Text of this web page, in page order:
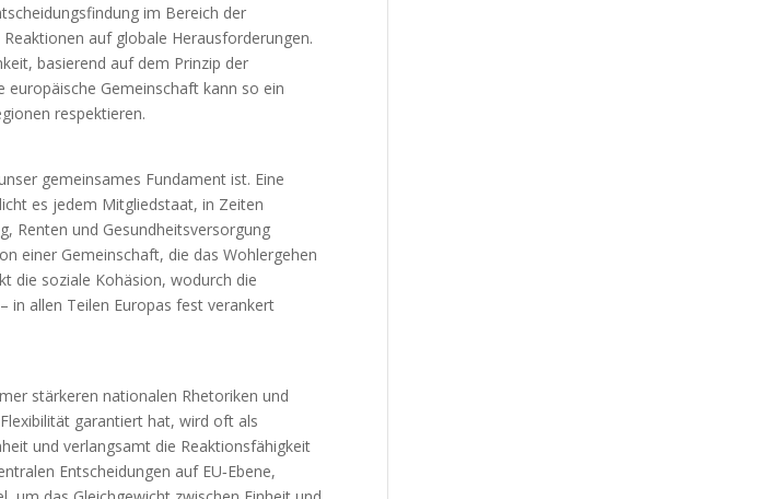
im Bereich der
auf globale Herausforderungen.
basierend auf dem Prinzip der
Gemeinschaft kann so ein
respektieren.
gemeinsames Fundament ist. Eine
es jedem Mitgliedstaat, in Zeiten
Renten und Gesundheitsversorgung
einer Gemeinschaft, die das Wohlergehen
die soziale Kohäsion, wodurch die
in allen Teilen Europas fest verankert
stärkeren nationalen Rhetoriken und
garantiert hat, wird oft als
und verlangsamt die Reaktionsfähigkeit
Entscheidungen auf EU‑Ebene,